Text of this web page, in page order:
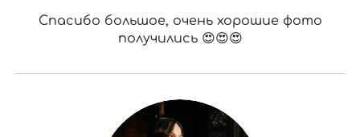
Спасибо большое, очень хорошие фото
получились 😍😍😍